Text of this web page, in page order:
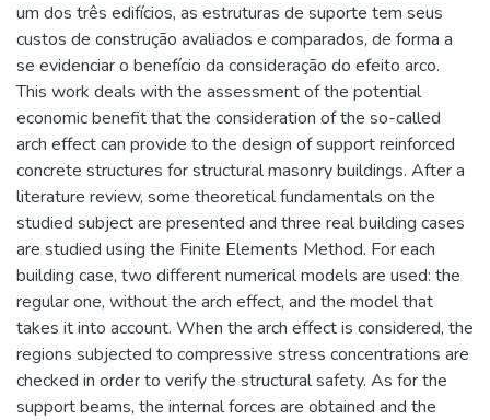
um dos três edifícios, as estruturas de suporte tem seus
custos de construção avaliados e comparados, de forma a
se evidenciar o benefício da consideração do efeito arco.
This work deals with the assessment of the potential
economic benefit that the consideration of the so-called
arch effect can provide to the design of support reinforced
concrete structures for structural masonry buildings. After a
literature review, some theoretical fundamentals on the
studied subject are presented and three real building cases
are studied using the Finite Elements Method. For each
building case, two different numerical models are used: the
regular one, without the arch effect, and the model that
takes it into account. When the arch effect is considered, the
regions subjected to compressive stress concentrations are
checked in order to verify the structural safety. As for the
support beams, the internal forces are obtained and the